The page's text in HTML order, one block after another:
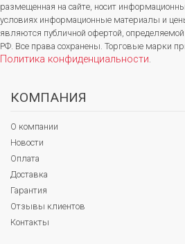
размещенная на сайте, носит
условиях информационные материалы и
являются публичной офертой,
РФ. Все права сохранены. Торговые марки
Политика конфиденциальности.
КОМПАНИЯ
О компании
Новости
Оплата
Доставка
Гарантия
Отзывы клиентов
Контакты